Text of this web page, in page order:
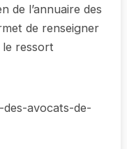
de l’annuaire des
de renseigner
le ressort
avocats-de-